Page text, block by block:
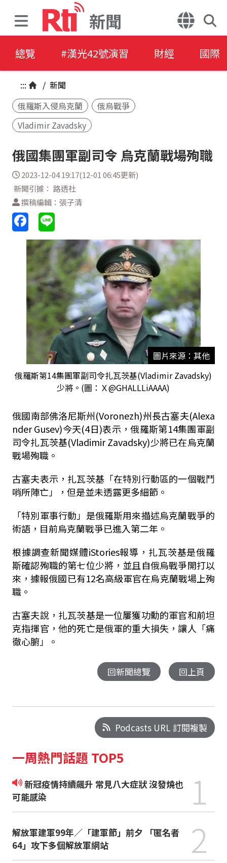
新聞
總覽 #漢光42號演習 財經 國際
::: / 新聞
俄羅斯入侵烏克蘭
俄烏戰爭
Vladimir Zavadsky
俄國集團軍副司令 烏克蘭戰場殉職
2023-12-04 19:17(12-01 06:45更新)
新聞引據： 路透社
撰稿編輯：張子清
圖片來源：其他
俄羅斯第14集團軍副司令扎瓦茨基(Vladimir Zavadsky)
少將。(圖：Ｘ@GHALLLiAAAA)
俄國南部佛洛尼斯州(Voronezh)州長古塞夫(Alexa
nder Gusev)今天(4日)表示，俄羅斯第14集團軍副
司令扎瓦茨基(Vladimir Zavadsky)少將已在烏克蘭
戰場殉職。
古塞夫表示，扎瓦茨基「在特別行動區的一個戰鬥
哨所陣亡」，但是並未透露更多細節。
「特別軍事行動」是俄羅斯用來描述烏克蘭戰爭的
術語，目前烏克蘭戰爭已進入第二年。
根據調查新聞媒體iStories報導，扎瓦茨基是俄羅
斯確認殉職的第七位少將，並且自俄烏戰爭開打以
來，據報俄國已有12名高級軍官在烏克蘭戰場上殉
職。
古塞夫說，扎瓦茨基是一位屢獲功勳的軍官和前坦
克指揮官，他的死亡是俄軍的重大損失，讓人「痛
徹心腑」。
回新聞總覽 回上頁
Podcasts URL 訂閱複製
一周熱門話題 TOP5
新冠疫情持續飆升 常見八大症狀 沒發燒也
可能感染
1
解放軍建軍99年／「建軍節」前夕 「匿名者
64」攻下多個解放軍網站
2